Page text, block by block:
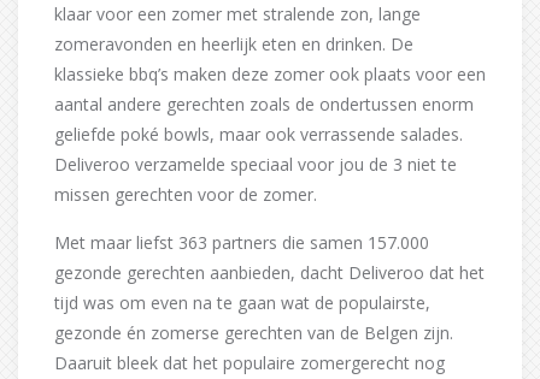
klaar voor een zomer met stralende zon, lange
zomeravonden en heerlijk eten en drinken. De
klassieke bbq’s maken deze zomer ook plaats voor een
aantal andere gerechten zoals de ondertussen enorm
geliefde poké bowls, maar ook verrassende salades.
Deliveroo verzamelde speciaal voor jou de 3 niet te
missen gerechten voor de zomer.
Met maar liefst 363 partners die samen 157.000
gezonde gerechten aanbieden, dacht Deliveroo dat het
tijd was om even na te gaan wat de populairste,
gezonde én zomerse gerechten van de Belgen zijn.
Daaruit bleek dat het populaire zomergerecht nog